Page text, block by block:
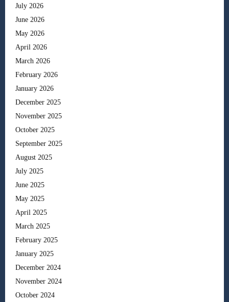
July 2026
June 2026
May 2026
April 2026
March 2026
February 2026
January 2026
December 2025
November 2025
October 2025
September 2025
August 2025
July 2025
June 2025
May 2025
April 2025
March 2025
February 2025
January 2025
December 2024
November 2024
October 2024